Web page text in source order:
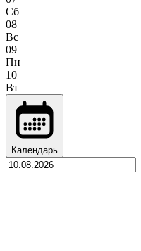
Сб
08
Вс
09
Пн
10
Вт
Календарь